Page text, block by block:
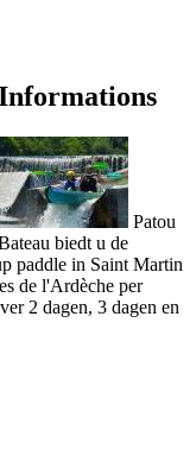
Patou
biedt u de
paddle in Saint Martin
de l'Ardèche per
2 dagen, 3 dagen en